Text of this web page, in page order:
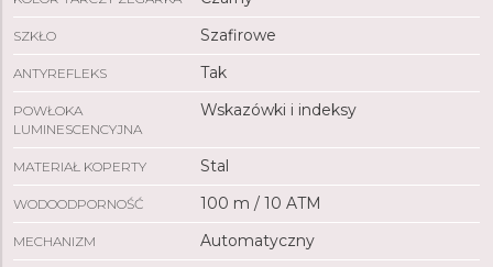
SZKŁO Szafirowe
ANTYREFLEKS Tak
POWŁOKA
LUMINESCENCYJNA
Wskazówki i indeksy
MATERIAŁ KOPERTY Stal
WODOODPORNOŚĆ 100 m / 10 ATM
MECHANIZM Automatyczny